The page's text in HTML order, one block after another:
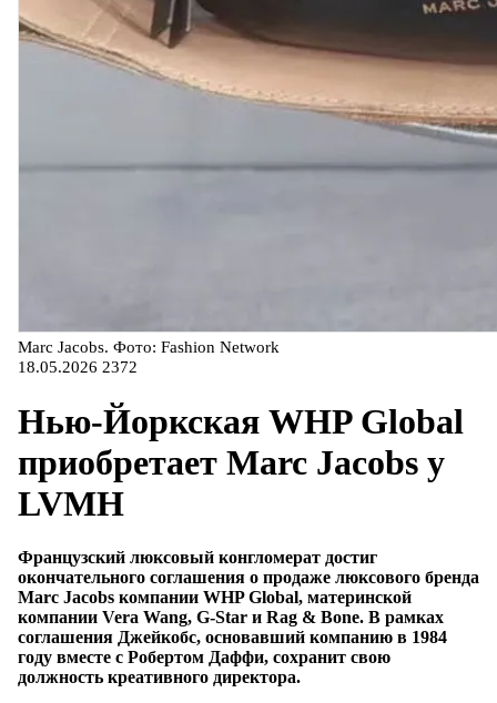
Marc Jacobs. Фото: Fashion Network
18.05.2026 2372
Нью-Йоркская WHP Global
приобретает Marc Jacobs у
LVMH
Французский люксовый конгломерат достиг
окончательного соглашения о продаже люксового бренда
Marc Jacobs компании WHP Global, материнской
компании Vera Wang, G-Star и Rag & Bone. В рамках
соглашения Джейкобс, основавший компанию в 1984
году вместе с Робертом Даффи, сохранит свою
должность креативного директора.